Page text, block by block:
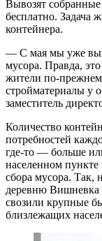
Вывозят
бесплатно. Задача
контейнера.
— С мая мы уже
мусора. Правда, это
жители по-
стройматериалы у
заместитель
Количество
потребностей
где-то — больше
населенном пункте
сбора мусора. Так,
деревню Вишневка
свозили крупные
близлежащих